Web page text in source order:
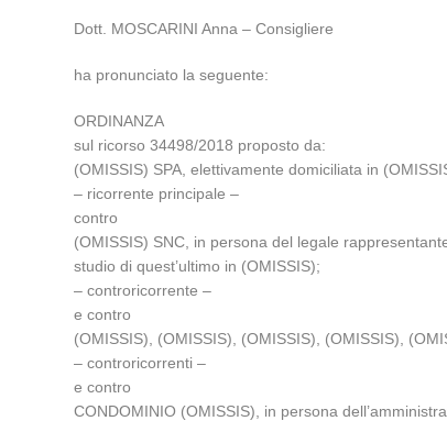
Dott. MOSCARINI Anna – Consigliere
ha pronunciato la seguente:
ORDINANZA
sul ricorso 34498/2018 proposto da:
(OMISSIS) SPA, elettivamente domiciliata in
– ricorrente principale –
contro
(OMISSIS) SNC, in persona del legale
studio di quest’ultimo in (OMISSIS);
– controricorrente –
e contro
(OMISSIS), (OMISSIS), (OMISSIS), (OMISSIS),
– controricorrenti –
e contro
CONDOMINIO (OMISSIS), in persona